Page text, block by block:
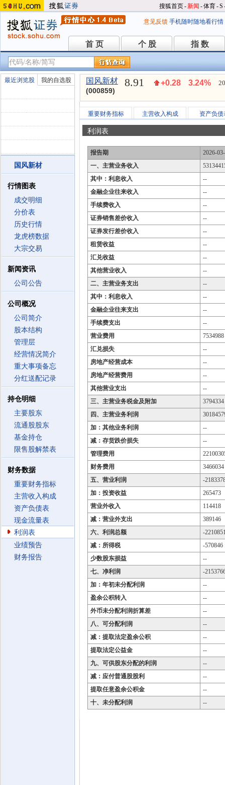
搜狐首页-新闻 -体育-S
意见反馈 手机随时随地看行情
首 页
首 页 个 股
个 股 指 数
指 数
最近浏览股 我的自选股
国风新材
行情图表
成交明细
分价表
历史行情
龙虎榜数据
大宗交易
新闻资讯
公司公告
公司概况
公司简介
股本结构
管理层
经营情况简介
重大事项备忘
分红送配记录
持仓明细
主要股东
流通股股东
基金持仓
限售股解禁表
财务数据
重要财务指标
主营收入构成
资产负债表
现金流量表
利润表
业绩预告
财务报告
国风新材
(000859)
8.91 +0.28 3.24%
重要财务指标 主营收入构成 资产负债
利润表
报告期
2026-
一、主营业务收入
其中：利息收入
--
金融企业往来收入
--
手续费收入
--
证券销售差价收入
--
证券发行差价收入
--
租赁收益
--
汇兑收益
--
其他营业收入
--
二、主营业务支出
--
其中：利息收入
--
金融企业往来支出
--
手续费支出
--
营业费用
7534988
汇兑损失
--
房地产经营成本
--
房地产经营费用
--
其他营业支出
--
三、主营业务税金及附加
3794334
四、主营业务利润
加：其他业务利润
--
减：存货跌价损失
--
管理费用
财务费用
3466034
五、营业利润
-
加：投资收益
265473
营业外收入
114418
减：营业外支出
389146
六、利润总额
-
减：所得税
-570846
少数股东损益
--
七、净利润
-
加：年初未分配利润
--
盈余公积转入
--
外币未分配利润折算差
--
八、可分配利润
--
减：提取法定盈余公积
--
提取法定公益金
--
九、可供股东分配的利润
--
减：应付普通股股利
--
提取任意盈余公积金
--
十、未分配利润
--